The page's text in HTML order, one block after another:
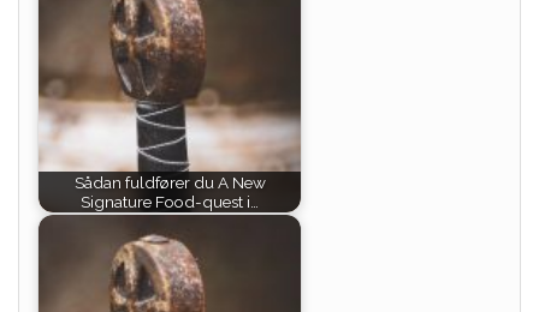
Sådan fuldfører du A New
Signature Food-quest i…